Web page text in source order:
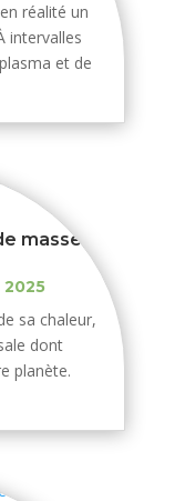
réalité un
intervalles
et de
masse
2025
sa chaleur,
dont
planète.